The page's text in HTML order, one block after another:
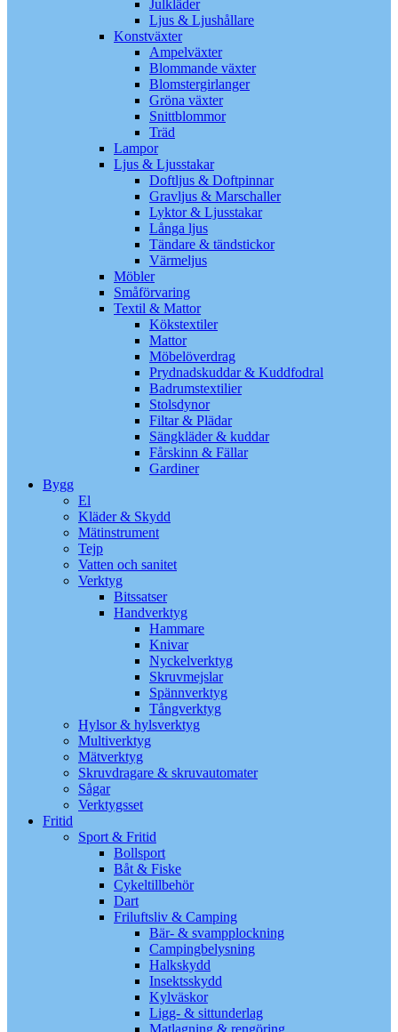
Julkläder
Ljus & Ljushållare
Konstväxter
Ampelväxter
Blommande växter
Blomstergirlanger
Gröna växter
Snittblommor
Träd
Lampor
Ljus & Ljusstakar
Doftljus & Doftpinnar
Gravljus & Marschaller
Lyktor & Ljusstakar
Långa ljus
Tändare & tändstickor
Värmeljus
Möbler
Småförvaring
Textil & Mattor
Kökstextiler
Mattor
Möbelöverdrag
Prydnadskuddar & Kuddfodral
Badrumstextilier
Stolsdynor
Filtar & Plädar
Sängkläder & kuddar
Fårskinn & Fällar
Gardiner
Bygg
El
Kläder & Skydd
Mätinstrument
Tejp
Vatten och sanitet
Verktyg
Bitssatser
Handverktyg
Hammare
Knivar
Nyckelverktyg
Skruvmejslar
Spännverktyg
Tångverktyg
Hylsor & hylsverktyg
Multiverktyg
Mätverktyg
Skruvdragare & skruvautomater
Sågar
Verktygsset
Fritid
Sport & Fritid
Bollsport
Båt & Fiske
Cykeltillbehör
Dart
Friluftsliv & Camping
Bär- & svampplockning
Campingbelysning
Halkskydd
Insektsskydd
Kylväskor
Ligg- & sittunderlag
Matlagning & rengöring